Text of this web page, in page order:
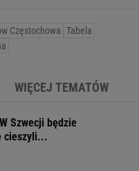
Częstochowa Tabela
WIĘCEJ TEMATÓW
Szwecji będzie
cieszyli...